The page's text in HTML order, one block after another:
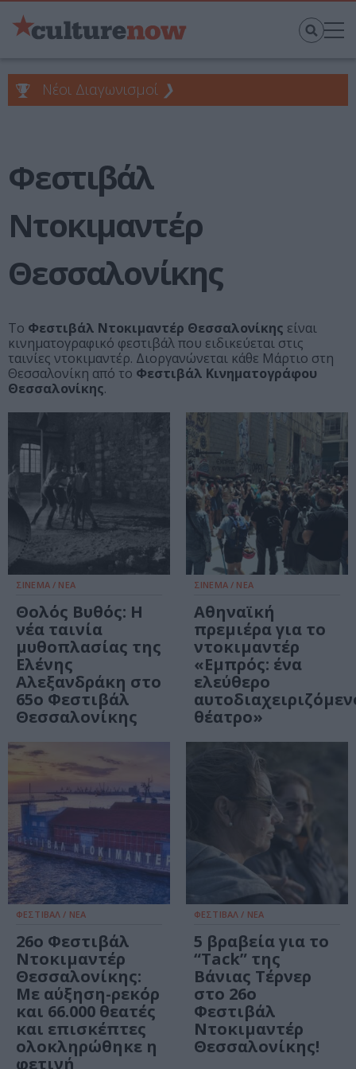
Νέοι Διαγωνισμοί ❯
Φεστιβάλ
Ντοκιμαντέρ
Θεσσαλονίκης
To Φεστιβάλ Ντοκιμαντέρ Θεσσαλονίκης είναι
κινηματογραφικό φεστιβάλ που ειδικεύεται στις
ταινίες ντοκιμαντέρ. Διοργανώνεται κάθε Μάρτιο στη
Θεσσαλονίκη από το Φεστιβάλ Κινηματογράφου
Θεσσαλονίκης.
ΣΙΝΕΜΑ / ΝΕΑ
Θολός Βυθός: Η
νέα ταινία
μυθοπλασίας της
Ελένης
Αλεξανδράκη στο
65ο Φεστιβάλ
Θεσσαλονίκης
ΣΙΝΕΜΑ / ΝΕΑ
Αθηναϊκή
πρεμιέρα για το
ντοκιμαντέρ
«Εμπρός: ένα
ελεύθερο
θέατρο»
ΦΕΣΤΙΒΑΛ / ΝΕΑ
26ο Φεστιβάλ
Ντοκιμαντέρ
Θεσσαλονίκης:
Με αύξηση-ρεκόρ
και 66.000 θεατές
και επισκέπτες
ολοκληρώθηκε η
φετινή
ΦΕΣΤΙΒΑΛ / ΝΕΑ
5 βραβεία για το
“Tack” της
Βάνιας Τέρνερ
στo 26ο
Φεστιβάλ
Ντοκιμαντέρ
Θεσσαλονίκης!